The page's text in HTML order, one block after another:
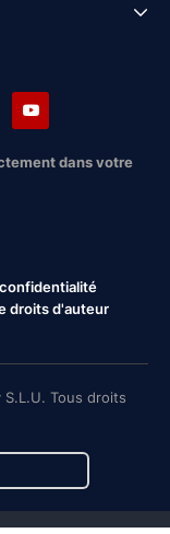
dans votre
droits d'auteur
Tous droits